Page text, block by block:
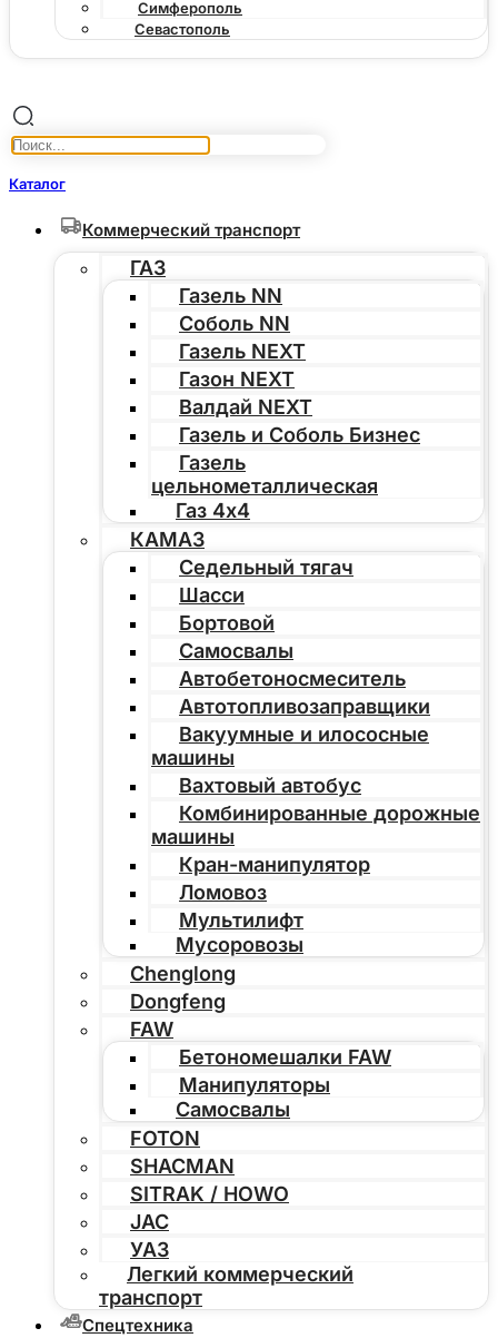
Симферополь
Севастополь
Каталог
Коммерческий транспорт
ГАЗ
Газель NN
Соболь NN
Газель NEXT
Газон NEXT
Валдай NEXT
Газель и Соболь Бизнес
Газель
цельнометаллическая
Газ 4х4
КАМАЗ
Седельный тягач
Шасси
Бортовой
Самосвалы
Автобетоносмеситель
Автотопливозаправщики
Вакуумные и илососные
машины
Вахтовый автобус
Комбинированные дорожные
машины
Кран-манипулятор
Ломовоз
Мультилифт
Мусоровозы
Chenglong
Dongfeng
FAW
Бетономешалки FAW
Манипуляторы
Самосвалы
FOTON
SHACMAN
SITRAK / HOWO
JAC
УАЗ
Легкий коммерческий
транспорт
Спецтехника